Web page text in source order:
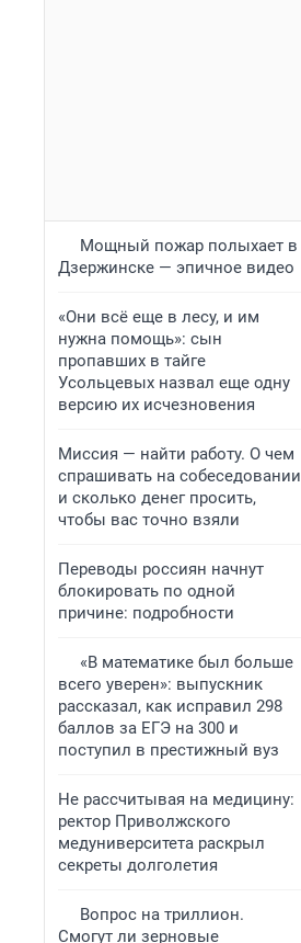
Мощный пожар полыхает в
Дзержинске — эпичное видео
«Они всё еще в лесу, и им
нужна помощь»: сын
пропавших в тайге
Усольцевых назвал еще одну
версию их исчезновения
Миссия — найти работу. О чем
спрашивать на собеседовании
и сколько денег просить,
чтобы вас точно взяли
Переводы россиян начнут
блокировать по одной
причине: подробности
«В математике был больше
всего уверен»: выпускник
рассказал, как исправил 298
баллов за ЕГЭ на 300 и
поступил в престижный вуз
Не рассчитывая на медицину:
ректор Приволжского
медуниверситета раскрыл
секреты долголетия
Вопрос на триллион.
Смогут ли зерновые